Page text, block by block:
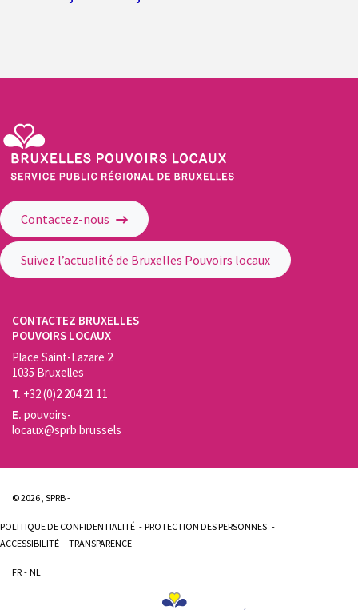
Contactez-nous
Suivez l’actualité de Bruxelles Pouvoirs locaux
CONTACTEZ BRUXELLES
POUVOIRS LOCAUX
Place Saint-Lazare 2
1035 Bruxelles
T. +32 (0)2 204 21 11
E. pouvoirs-
locaux@sprb.brussels
© 2026 , SPRB -
POLITIQUE DE CONFIDENTIALITÉ
PROTECTION DES PERSONNES
ACCESSIBILITÉ
TRANSPARENCE
FR NL